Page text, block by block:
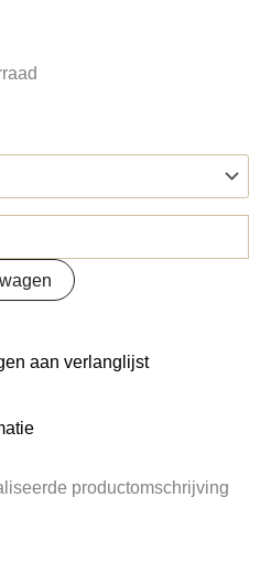
aan verlanglijst
productomschrijving